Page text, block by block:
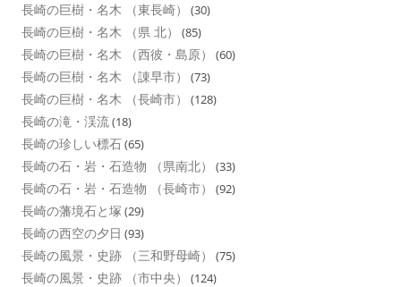
長崎の巨樹・名木 （東長崎） (30)
長崎の巨樹・名木 （県 北） (85)
長崎の巨樹・名木 （西彼・島原） (60)
長崎の巨樹・名木 （諌早市） (73)
長崎の巨樹・名木 （長崎市） (128)
長崎の滝・渓流(18)
長崎の珍しい標石(65)
長崎の石・岩・石造物 （県南北） (33)
長崎の石・岩・石造物 （長崎市） (92)
長崎の藩境石と塚 (29)
長崎の西空の夕日 (93)
長崎の風景・史跡 （三和野母崎） (75)
長崎の風景・史跡 （市中央） (124)